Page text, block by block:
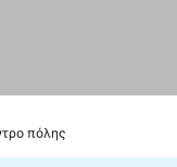
πόλης